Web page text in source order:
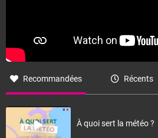
Recommandées Récents
À quoi sert la météo ?